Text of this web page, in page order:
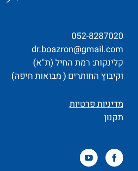
052-8287020
dr.boazron@gmail.com
קלינקות: רמת החיל (ת"א)
וקיבוץ החותרים ( מבואות חיפה)
מדיניות פרטיות
תקנון